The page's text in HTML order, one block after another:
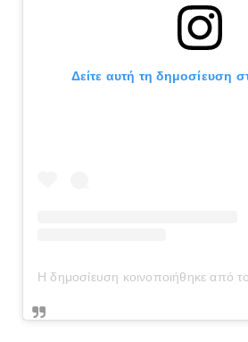
Δείτε αυτή τη δημοσίευση